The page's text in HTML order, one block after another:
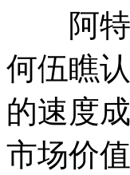
阿特
何伍瞧
的速度
市场价